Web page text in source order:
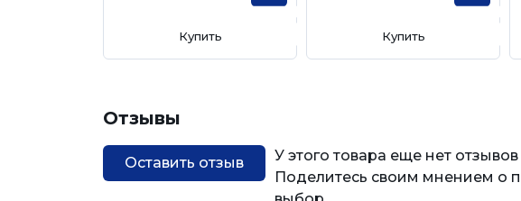
Купить Купить
Отзывы
Оставить отзыв
У этого товара еще нет
Поделитесь своим мнением о